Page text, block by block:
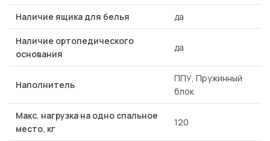
Наличие ящика для белья да
Наличие ортопедического
основания
да
Наполнитель
ППУ, Пружинный
блок
Макс. нагрузка на одно спальное
место, кг
120